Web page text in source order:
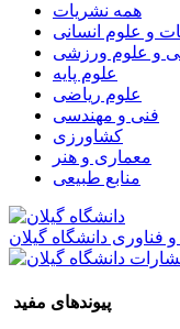
همه نشریات
و علوم انسانی
و علوم ورزشی
علوم پایه
علوم ریاضی
فنی و مهندسی
کشاورزی
معماری و هنر
منابع طبیعی
دانشگاه گیلان
پیوندهای مفید